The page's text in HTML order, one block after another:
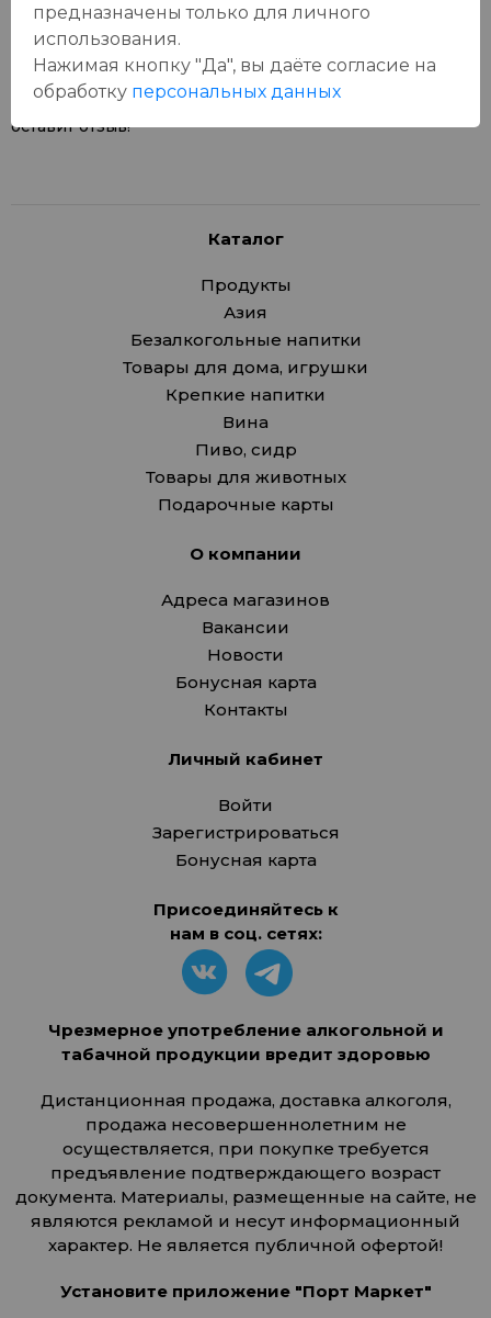
У данного товара еще нет отзывов, будьте первым, кто
оставит отзыв!
Каталог
Продукты
Азия
Безалкогольные напитки
Товары для дома, игрушки
Крепкие напитки
Вина
Пиво, сидр
Товары для животных
Подарочные карты
О компании
Адреса магазинов
Вакансии
Новости
Бонусная карта
Контакты
Личный кабинет
Войти
Зарегистрироваться
Бонусная карта
Присоединяйтесь к
нам в соц. сетях:
Чрезмерное употребление алкогольной и
табачной продукции вредит здоровью
Дистанционная продажа, доставка алкоголя,
продажа несовершеннолетним не
осуществляется, при покупке требуется
предъявление подтверждающего возраст
документа. Материалы, размещенные на сайте, не
являются рекламой и несут информационный
характер. Не является публичной офертой!
Установите приложение "Порт Маркет"
предназначены только для личного
использования.
Нажимая кнопку "Да", вы даёте cогласие на
обработку персональных данных